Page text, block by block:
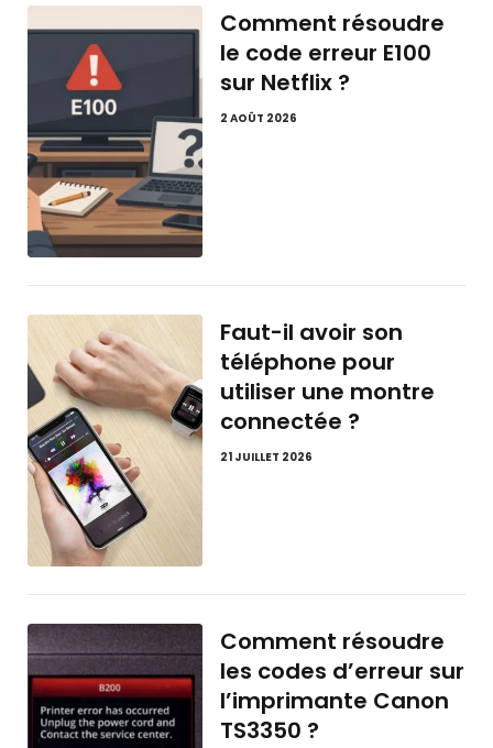
Comment résoudre
le code erreur E100
sur Netflix ?
2 AOÛT 2026
Faut-il avoir son
téléphone pour
utiliser une montre
connectée ?
21 JUILLET 2026
Comment résoudre
les codes d’erreur sur
l’imprimante Canon
TS3350 ?